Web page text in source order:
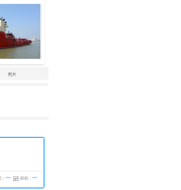
照片
：*** 邮箱： ***